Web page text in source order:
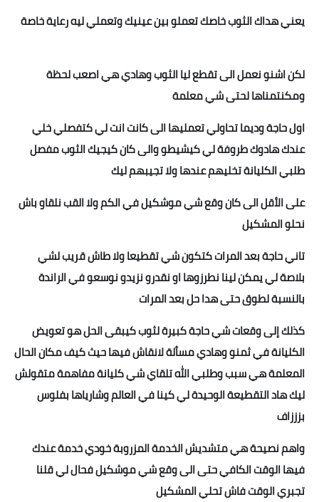
يعني هداك الثوب خاصك تعملو بين عينيك وتعملي ليه رعاية خاصة
لكن اشنو نعمل الى تقطع ليا الثوب وهادي هي اصعب لحظة
ومكنتمناها لحتى شي معلمة
اول حاجة وديما تحاولي تعمليها الى كانت انت لي كتفصلي خلي
عندك هادوك طروفة لي كيشيطو والى كان كيجيك الثوب مفصل
طلبي الكليانة تخليهم عندها ولا تجيبهم ليك
على الأقل الى كان وقع شي موشكيل في الكم ولا القب نلقاو باش
نحلو المشكيل
تاني حاجة بعد المرات كتكون شي تقطيعا ولا طاش قريب لشي
بلاصة لي يمكن لينا نطرزوها او نقدرو نزيدو نوسعو في الراندة
بالنسبة لطوق حتى هدا حل بعد المرات
كذلك إلى وقعات شي حاجة كبيرة لثوب كيبقى الحل هو تعويض
الكليانة في ثمنو وهادي مسألة لانقاش فيها حيث كيف مكان الحال
المعلمة هي سبب وطلبي الله تلقاي شي كليانة مفاهمة متقولش
ليك هاد التقطيعة الوحيدة لي كينا في العالم وشارياها بفلوس
بزززاف
واهم نصيحة هي متشديش الخدمة المزروبة خودي خدمة عندك
فيها الوقت الكافي حتى الى وقع شي موشكيل فحال لي قلنا
تجبري الوقت فاش تحلي المشكيل